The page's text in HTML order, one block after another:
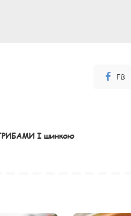
FB
І шинкою